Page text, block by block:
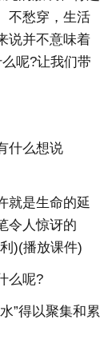
不愁穿，生活
说并不意味着
呢?让我们带
什么想说
就是生命的延
令人惊讶的
)(播放课件)
么呢?
”得以聚集和累